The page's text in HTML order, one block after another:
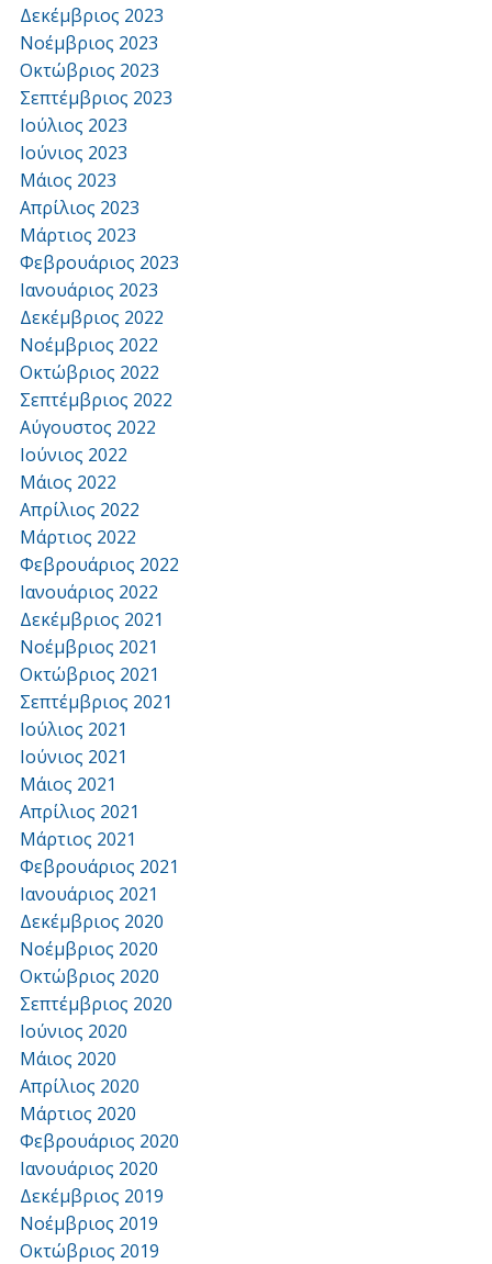
Δεκέμβριος 2023
Νοέμβριος 2023
Οκτώβριος 2023
Σεπτέμβριος 2023
Ιούλιος 2023
Ιούνιος 2023
Μάιος 2023
Απρίλιος 2023
Μάρτιος 2023
Φεβρουάριος 2023
Ιανουάριος 2023
Δεκέμβριος 2022
Νοέμβριος 2022
Οκτώβριος 2022
Σεπτέμβριος 2022
Αύγουστος 2022
Ιούνιος 2022
Μάιος 2022
Απρίλιος 2022
Μάρτιος 2022
Φεβρουάριος 2022
Ιανουάριος 2022
Δεκέμβριος 2021
Νοέμβριος 2021
Οκτώβριος 2021
Σεπτέμβριος 2021
Ιούλιος 2021
Ιούνιος 2021
Μάιος 2021
Απρίλιος 2021
Μάρτιος 2021
Φεβρουάριος 2021
Ιανουάριος 2021
Δεκέμβριος 2020
Νοέμβριος 2020
Οκτώβριος 2020
Σεπτέμβριος 2020
Ιούνιος 2020
Μάιος 2020
Απρίλιος 2020
Μάρτιος 2020
Φεβρουάριος 2020
Ιανουάριος 2020
Δεκέμβριος 2019
Νοέμβριος 2019
Οκτώβριος 2019